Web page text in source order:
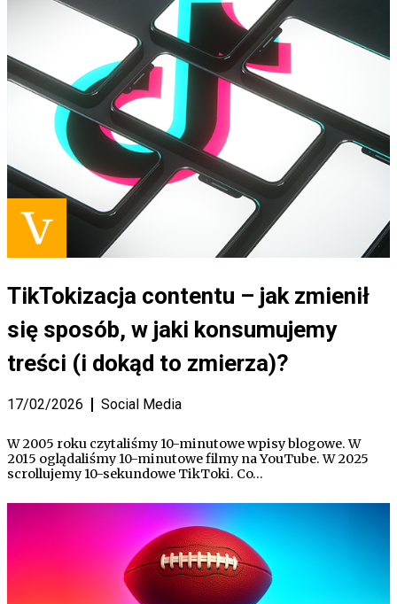
TikTokizacja contentu – jak zmienił
się sposób, w jaki konsumujemy
treści (i dokąd to zmierza)?
17/02/2026 Social Media
W 2005 roku czytaliśmy 10-minutowe wpisy blogowe. W
2015 oglądaliśmy 10-minutowe filmy na YouTube. W 2025
scrollujemy 10-sekundowe TikToki. Co…